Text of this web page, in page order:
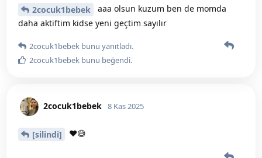
2cocuk1bebek
aaa olsun kuzum ben de momda
daha aktiftim kidse yeni geçtim sayılır
2cocuk1bebek bunu yanıtladı.
2cocuk1bebek bunu beğendi.
2cocuk1bebek 8 Kas 2025
[silindi] ❤️😅